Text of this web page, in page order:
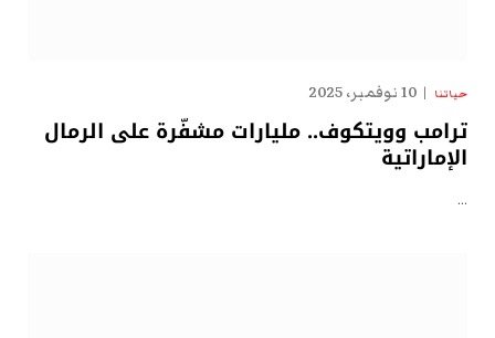
حياتنا 10 نوفمبر، 2025
ترامب وويتكوف.. مليارات مشفّرة على الرمال
الإماراتية
…